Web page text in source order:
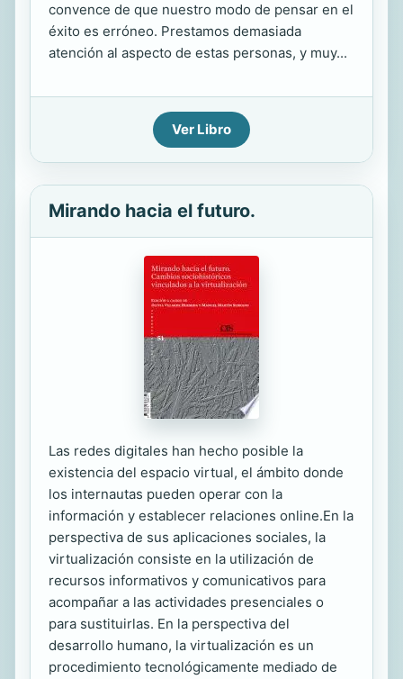
convence de que nuestro modo de pensar en el
éxito es erróneo. Prestamos demasiada
atención al aspecto de estas personas, y muy...
Ver Libro
Mirando hacia el futuro.
Las redes digitales han hecho posible la
existencia del espacio virtual, el ámbito donde
los internautas pueden operar con la
información y establecer relaciones online.En la
perspectiva de sus aplicaciones sociales, la
virtualización consiste en la utilización de
recursos informativos y comunicativos para
acompañar a las actividades presenciales o
para sustituirlas. En la perspectiva del
desarrollo humano, la virtualización es un
procedimiento tecnológicamente mediado de